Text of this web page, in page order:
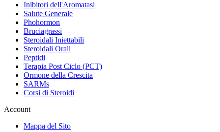
Inibitori dell'Aromatasi
Salute Generale
Phohormon
Bruciagrassi
Steroidali Iniettabili
Steroidali Orali
Peptidi
Terapia Post Ciclo (PCT)
Ormone della Crescita
SARMs
Corsi di Steroidi
Account
Mappa del Sito